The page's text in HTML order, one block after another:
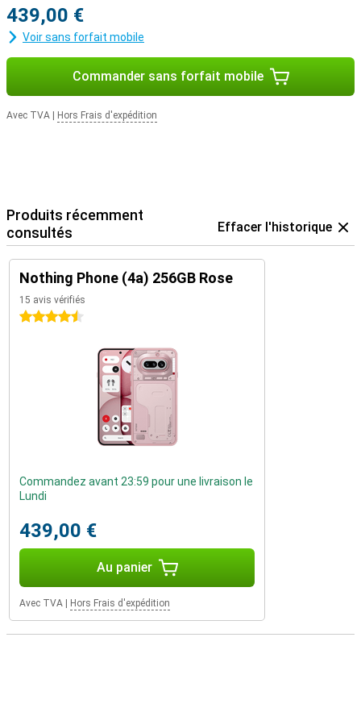
439,00 €
Voir sans forfait mobile
Commander sans forfait mobile
Avec TVA Hors Frais d'expédition
Produits récemment
consultés
Effacer l'historique
Nothing Phone (4a) 256GB Rose
15 avis vérifiés
4.5 étoiles
Commandez avant 23:59 pour une livraison le
Lundi
439,00 €
Au panier
Avec TVA Hors Frais d'expédition